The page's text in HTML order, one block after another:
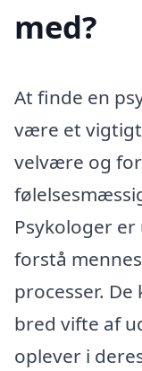
med?
At finde en
være et
velvære og
Psykologer
forstå
processer.
bred vifte af
oplever i